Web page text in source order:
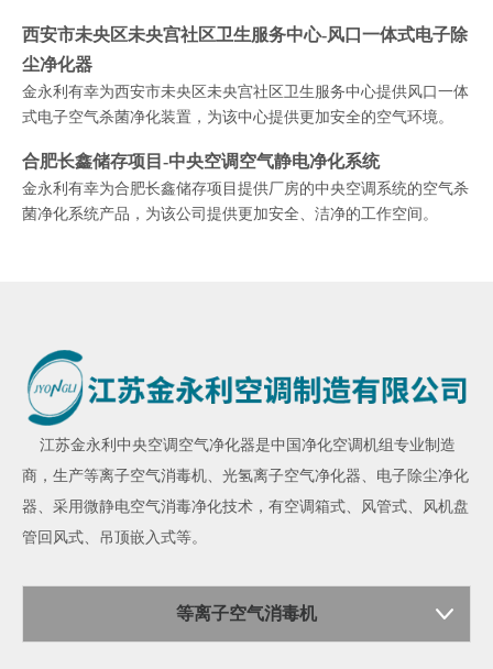
西安市未央区未央宫社区卫生服务中心-风口一体式电子除
尘净化器
金永利有幸为西安市未央区未央宫社区卫生服务中心提供风口一体
式电子空气杀菌净化装置，为该中心提供更加安全的空气环境。
合肥长鑫储存项目-中央空调空气静电净化系统
金永利有幸为合肥长鑫储存项目提供厂房的中央空调系统的空气杀
菌净化系统产品，为该公司提供更加安全、洁净的工作空间。
江苏金永利 中央空调空气净化器是中国净化空调机组专业制造
商，生产等离子空气消毒机、 光氢离子空气净化器、 电子除尘净化
器、采用微静电空气消毒净化技术，有空调箱式、风管式、风机盘
管回风式、吊顶嵌入式等。
等离子空气消毒机